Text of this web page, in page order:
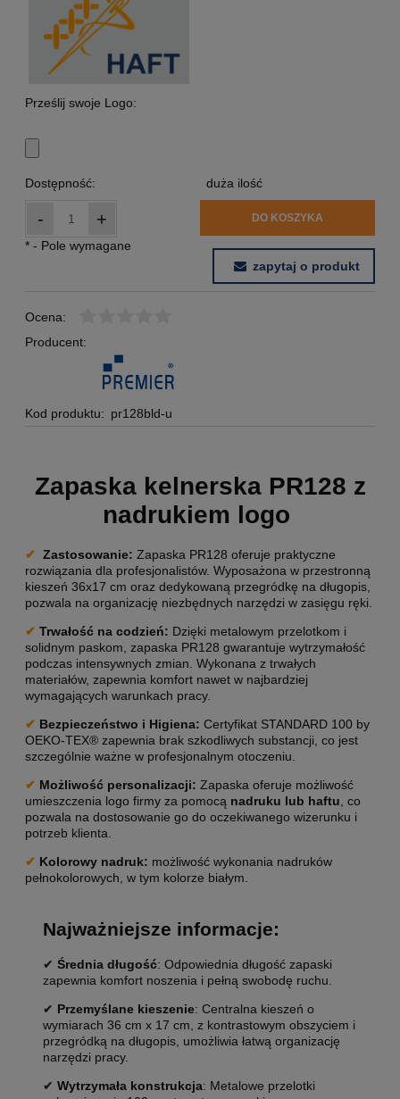
Prześlij swoje Logo:
Dostępność: duża ilość
- + DO KOSZYKA
* - Pole wymagane
zapytaj o produkt
Ocena:
Producent:
Kod produktu: pr128bld-u
Zapaska kelnerska PR128 z
nadrukiem logo
✔ Zastosowanie: Zapaska PR128 oferuje praktyczne
rozwiązania dla profesjonalistów. Wyposażona w przestronną
kieszeń 36x17 cm oraz dedykowaną przegródkę na długopis,
pozwala na organizację niezbędnych narzędzi w zasięgu ręki.
✔ Trwałość na codzień: Dzięki metalowym przelotkom i
solidnym paskom, zapaska PR128 gwarantuje wytrzymałość
podczas intensywnych zmian. Wykonana z trwałych
materiałów, zapewnia komfort nawet w najbardziej
wymagających warunkach pracy.
✔ Bezpieczeństwo i Higiena: Certyfikat STANDARD 100 by
OEKO-TEX® zapewnia brak szkodliwych substancji, co jest
szczególnie ważne w profesjonalnym otoczeniu.
✔ Możliwość personalizacji: Zapaska oferuje możliwość
umieszczenia logo firmy za pomocą nadruku lub haftu , co
pozwala na dostosowanie go do oczekiwanego wizerunku i
potrzeb klienta.
✔ Kolorowy nadruk: możliwość wykonania nadruków
pełnokolorowych, w tym kolorze białym.
Najważniejsze informacje:
✔ Średnia długość: Odpowiednia długość zapaski
zapewnia komfort noszenia i pełną swobodę ruchu.
✔ Przemyślane kieszenie: Centralna kieszeń o
wymiarach 36 cm x 17 cm, z kontrastowym obszyciem i
przegródką na długopis, umożliwia łatwą organizację
narzędzi pracy.
✔ Wytrzymała konstrukcja: Metalowe przelotki